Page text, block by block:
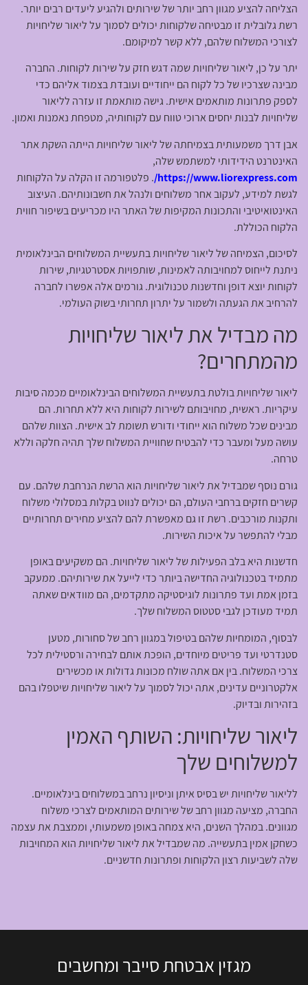
הצליחה להציע מגוון רחב יותר של שירותים ולהגיע ליעדים רבים יותר.
רשת גלובלית זו מבטיחה שלקוחות יכולים לסמוך על ליאור שליחויות
לצורכי המשלוח שלהם, ללא קשר למיקומם.
יתר על כן, ליאור שליחויות שמה דגש חזק על שירות לקוחות. החברה
מבינה שצרכיו של כל לקוח הם ייחודיים ועובדת בצמוד אליהם כדי
לספק פתרונות מותאמים אישית. גישה מותאמת זו עזרה לליאור
שליחויות לבנות יחסים ארוכי טווח עם לקוחותיה, מטפחת נאמנות ואמון.
אבן דרך משמעותית בצמיחתה של ליאור שליחויות הייתה השקת אתר
האינטרנט הידידותי למשתמש שלה,
https://www.liorexpress.com/ . פלטפורמה זו הקלה על הלקוחות
לגשת למידע, לעקוב אחר משלוחים ולנהל את חשבונותיהם. העיצוב
האינטואיטיבי והתכונות המקיפות של האתר היו מכריעים בשיפור חווית
הלקוח הכוללת.
לסיכום, הצמיחה של ליאור שליחויות בתעשיית המשלוחים הבינלאומית
ניתנת לייחוס למחויבותה לאמינות, שותפויות אסטרטגיות, שירות
לקוחות יוצא דופן וחדשנות טכנולוגית. גורמים אלה אפשרו לחברה
להרחיב את הגעתה ולשמור על יתרון תחרותי בשוק העולמי.
מה מבדיל את ליאור שליחויות
מהמתחרים?
ליאור שליחויות בולטת בתעשיית המשלוחים הבינלאומיים מכמה סיבות
עיקריות. ראשית, מחויבותם לשירות לקוחות היא ללא תחרות. הם
מבינים שכל משלוח הוא ייחודי ודורש תשומת לב אישית. הצוות שלהם
עושה מעל ומעבר כדי להבטיח שחוויית המשלוח שלך תהיה חלקה וללא
טרחה.
גורם נוסף שמבדיל את ליאור שליחויות הוא הרשת הנרחבת שלהם. עם
קשרים חזקים ברחבי העולם, הם יכולים לנווט בקלות במסלולי משלוח
ותקנות מורכבים. רשת זו גם מאפשרת להם להציע מחירים תחרותיים
מבלי להתפשר על איכות השירות.
חדשנות היא בלב הפעילות של ליאור שליחויות. הם משקיעים באופן
מתמיד בטכנולוגיה החדישה ביותר כדי לייעל את שירותיהם. ממעקב
בזמן אמת ועד פתרונות לוגיסטיקה מתקדמים, הם מוודאים שאתה
תמיד מעודכן לגבי סטטוס המשלוח שלך.
לבסוף, המומחיות שלהם בטיפול במגוון רחב של סחורות, מטען
סטנדרטי ועד פריטים מיוחדים, הופכת אותם לבחירה ורסטילית לכל
צרכי המשלוח. בין אם אתה שולח מכונות גדולות או מכשירים
אלקטרוניים עדינים, אתה יכול לסמוך על ליאור שליחויות שיטפלו בהם
בזהירות ובדיוק.
ליאור שליחויות: השותף האמין
למשלוחים שלך
לליאור שליחויות יש בסיס איתן וניסיון נרחב במשלוחים בינלאומיים.
החברה, מציעה מגוון רחב של שירותים המותאמים לצרכי משלוח
מגוונים. במהלך השנים, היא צמחה באופן משמעותי, וממצבת את עצמה
כשחקן אמין בתעשייה. מה שמבדיל את ליאור שליחויות הוא המחויבות
שלה לשביעות רצון הלקוחות ופתרונות חדשניים.
מגזין אבטחת סייבר ומחשבים